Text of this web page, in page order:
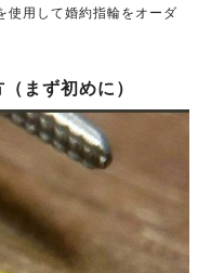
使用して婚約指輪をオーダ
まず初めに）